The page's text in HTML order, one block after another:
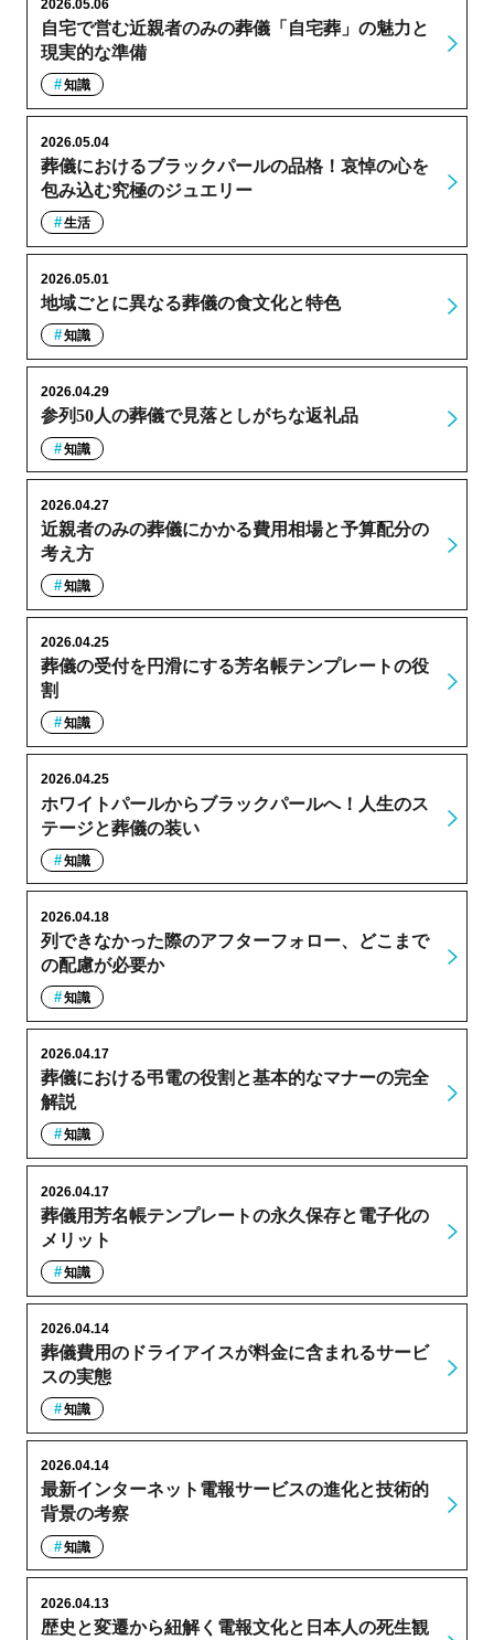
自宅で営む近親者のみの葬儀「自宅葬」の魅力と
現実的な準備
2026.05.06
知識
葬儀におけるブラックパールの品格！哀悼の心を
包み込む究極のジュエリー
2026.05.04
生活
地域ごとに異なる葬儀の食文化と特色
2026.05.01
知識
参列50人の葬儀で見落としがちな返礼品
2026.04.29
知識
近親者のみの葬儀にかかる費用相場と予算配分の
考え方
2026.04.27
知識
葬儀の受付を円滑にする芳名帳テンプレートの役
割
2026.04.25
知識
ホワイトパールからブラックパールへ！人生のス
テージと葬儀の装い
2026.04.25
知識
列できなかった際のアフターフォロー、どこまで
の配慮が必要か
2026.04.18
知識
葬儀における弔電の役割と基本的なマナーの完全
解説
2026.04.17
知識
葬儀用芳名帳テンプレートの永久保存と電子化の
メリット
2026.04.17
知識
葬儀費用のドライアイスが料金に含まれるサービ
スの実態
2026.04.14
知識
最新インターネット電報サービスの進化と技術的
背景の考察
2026.04.14
知識
歴史と変遷から紐解く電報文化と日本人の死生観
2026.04.13